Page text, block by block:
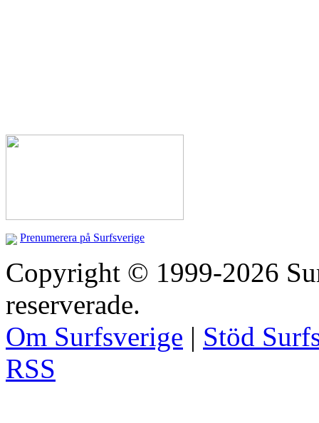
Prenumerera på Surfsverige
Copyright © 1999-2026
reserverade.
Om Surfsverige | Stöd
RSS